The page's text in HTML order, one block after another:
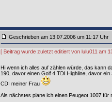
Geschrieben am 13.07.2006 um 11:17 Uhr
[ Beitrag wurde zuletzt editiert von lulu011 am
Hi wenn ich alles auf zählen würde, das kann
190, davor einen Golf 4 TDI Highline, davor
CDI meiner Frau
Als nächstes plane ich einen Peugeot 1007